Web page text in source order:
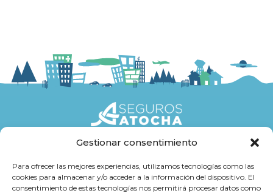
Gestionar consentimiento
Para ofrecer las mejores experiencias, utilizamos tecnologías como las
cookies para almacenar y/o acceder a la información del dispositivo. El
consentimiento de estas tecnologías nos permitirá procesar datos como
Atención al cliente